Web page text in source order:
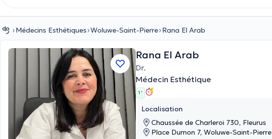
Médecins Esthétiques Woluwe-Saint-Pierre Rana El Arab
Rana El Arab
Dr.
Médecin Esthétique
1 '
Localisation
Chaussée de Charleroi 730, Fleurus
Place Dumon 7, Woluwe-Saint-Pierre